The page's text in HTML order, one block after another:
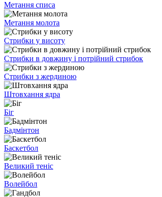
Метання списа
Метання молота
Стрибки у висоту
Стрибки в довжину і потрійний стрибок
Стрибки з жердиною
Штовхання ядра
Біг
Бадмінтон
Баскетбол
Великий теніс
Волейбол